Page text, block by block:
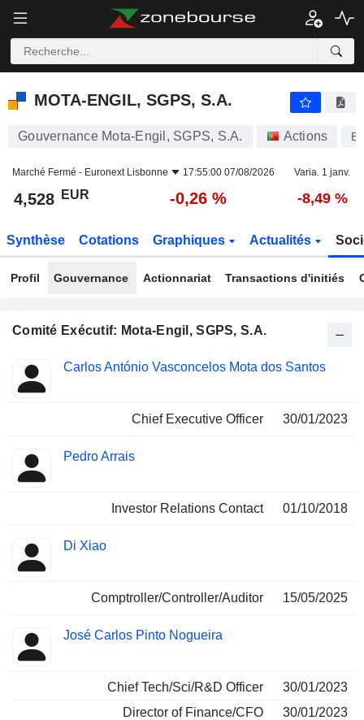
MOTA-ENGIL, SGPS, S.A.
MOTA-ENGIL, SGPS, S.A.
Gouvernance Mota-Engil, SGPS, S.A. Actions
Marché Fermé - Euronext Lisbonne 17:55:00 07/08/2026 Varia. 1 janv.
4,528 EUR -0,26 % -8,49 %
Synthèse Cotations Graphiques Actualités
Profil Gouvernance Actionnariat Transactions d'initiés
Comité Exécutif: Mota-Engil, SGPS, S.A.
Dirigeant
Fonctions
Carlos António Vasconcelos Mota dos Santos
Chief Executive Officer 30/01/2023
Pedro Arrais
Investor Relations Contact 01/10/2018
Di Xiao
Comptroller/Controller/Auditor 15/05/2025
José Carlos Pinto Nogueira
Chief Tech/Sci/R&D Officer
30/01/2023
Director of Finance/CFO
30/01/2023